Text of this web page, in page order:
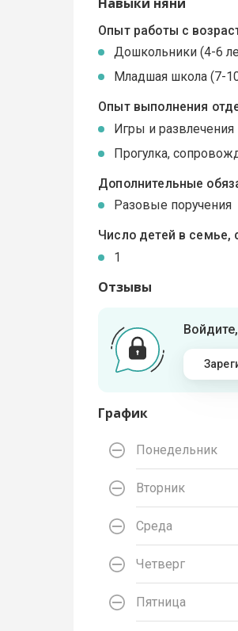
Опыт работы с
Дошкольники (4-6
Младшая школа (7-
Опыт выполнения
Игры и развлечения
Прогулка,
Дополнительные
Разовые поручения
Число детей в семье,
1
Отзывы
График
Понедельник
Вторник
Среда
Четверг
Пятница